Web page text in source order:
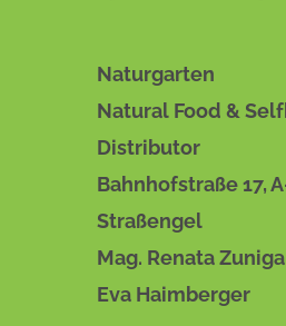
Naturgarten
Natural Food &
Distributor
Bahnhofstraße 17,
Straßengel
Mag. Renata Zuniga
Eva Haimberger